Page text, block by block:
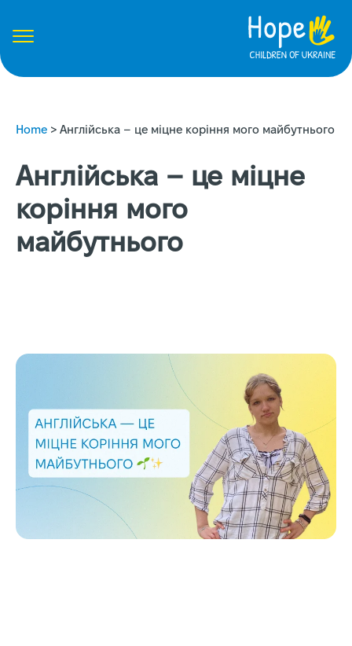
Home > Англійська – це міцне коріння мого майбутнього
Англійська – це міцне
коріння мого
майбутнього